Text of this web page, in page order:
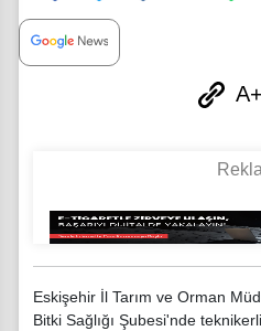
A+
Eskişehir İl Tarım ve Orman
Bitki Sağlığı Şubesi'nde